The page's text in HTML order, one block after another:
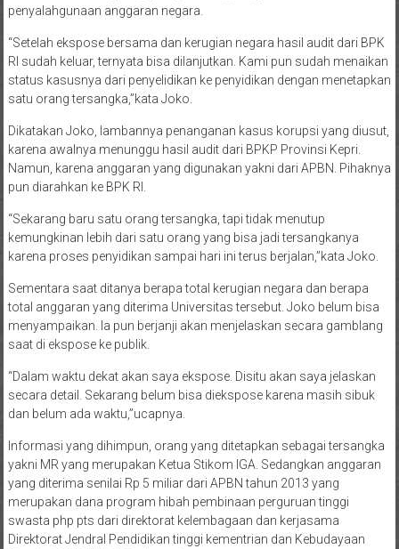
penyalahgunaan anggaran negara.
“Setelah ekspose bersama dan kerugian negara hasil audit dari BPK
RI sudah keluar, ternyata bisa dilanjutkan. Kami pun sudah menaikan
status kasusnya dari penyelidikan ke penyidikan dengan menetapkan
satu orang tersangka,”kata Joko.
Dikatakan Joko, lambannya penanganan kasus korupsi yang diusut,
karena awalnya menunggu hasil audit dari BPKP Provinsi Kepri.
Namun, karena anggaran yang digunakan yakni dari APBN. Pihaknya
pun diarahkan ke BPK RI.
“Sekarang baru satu orang tersangka, tapi tidak menutup
kemungkinan lebih dari satu orang yang bisa jadi tersangkanya
karena proses penyidikan sampai hari ini terus berjalan,”kata Joko.
Sementara saat ditanya berapa total kerugian negara dan berapa
total anggaran yang diterima Universitas tersebut. Joko belum bisa
menyampaikan. Ia pun berjanji akan menjelaskan secara gamblang
saat di ekspose ke publik.
“Dalam waktu dekat akan saya ekspose. Disitu akan saya jelaskan
secara detail. Sekarang belum bisa diekspose karena masih sibuk
dan belum ada waktu,”ucapnya.
Informasi yang dihimpun, orang yang ditetapkan sebagai tersangka
yakni MR yang merupakan Ketua Stikom IGA. Sedangkan anggaran
yang diterima senilai Rp 5 miliar dari APBN tahun 2013 yang
merupakan dana program hibah pembinaan perguruan tinggi
swasta php pts dari direktorat kelembagaan dan kerjasama
Direktorat Jendral Pendidikan tinggi kementrian dan Kebudayaan